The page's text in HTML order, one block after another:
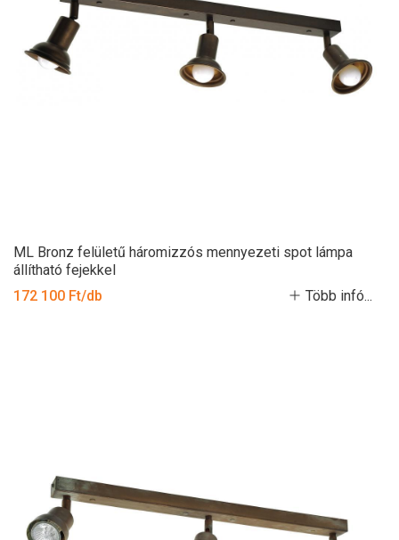
ML Bronz felületű háromizzós mennyezeti spot lámpa
állítható fejekkel
172 100 Ft/db
Több infó...